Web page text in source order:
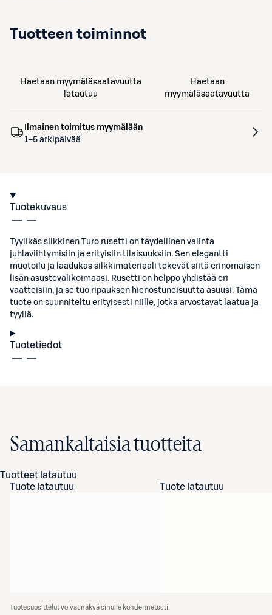
Tuotteen toiminnot
Haetaan myymäläsaatavuutta
latautuu
Haetaan
myymäläsaatavuutta
Ilmainen toimitus myymälään
1–5 arkipäivää
Tuotekuvaus
Tyylikäs silkkinen Turo rusetti on täydellinen valinta
juhlaviihtymisiin ja erityisiin tilaisuuksiin. Sen elegantti
muotoilu ja laadukas silkkimateriaali tekevät siitä erinomaisen
lisän asustevalikoimaasi. Rusetti on helppo yhdistää eri
vaatteisiin, ja se tuo ripauksen hienostuneisuutta asuusi. Tämä
tuote on suunniteltu erityisesti niille, jotka arvostavat laatua ja
tyyliä.
Tuotetiedot
Samankaltaisia tuotteita
Tuotteet latautuu
Tuote latautuu
Tuote latautuu
Tuotesuosittelut voivat näkyä sinulle kohdennetusti